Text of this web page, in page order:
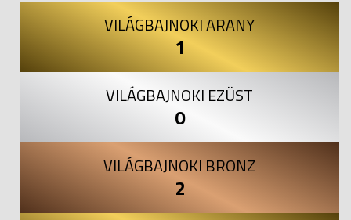
VILÁGBAJNOKI ARANY
1
VILÁGBAJNOKI EZÜST
0
VILÁGBAJNOKI BRONZ
2